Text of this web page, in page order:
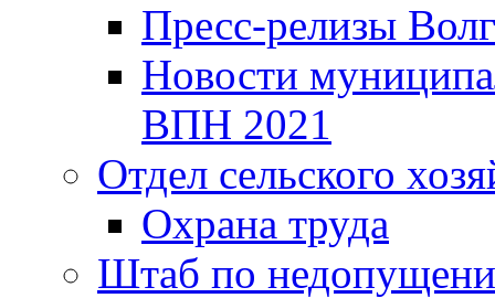
Пресс-релизы
Новости
ВПН 2021
Отдел сельского
Охрана труда
Штаб по